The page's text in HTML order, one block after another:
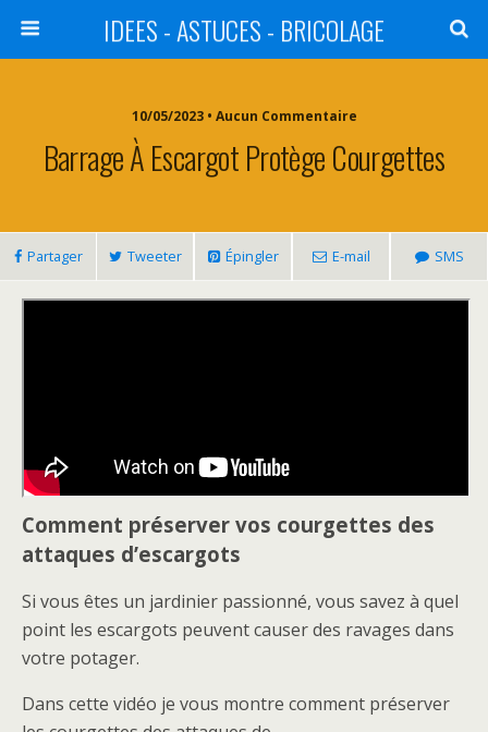
IDEES - ASTUCES - BRICOLAGE
10/05/2023 • Aucun Commentaire
Barrage À Escargot Protège Courgettes
Partager Tweeter Épingler E-mail SMS
Comment préserver vos courgettes des
attaques d’escargots
Si vous êtes un jardinier passionné, vous savez à quel
point les escargots peuvent causer des ravages dans
votre potager.
Dans cette vidéo je vous montre comment préserver